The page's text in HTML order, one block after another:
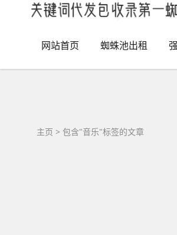
网站首页 蜘蛛池出租
主页 > 包含"音乐"标签的文章